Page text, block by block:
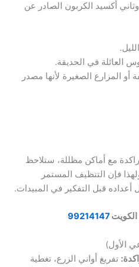
أكسيد الكربون الصادر عن
العائلة في الحديقة.
أو المزارع الصغيرة لأنها مصدر
مع أماكن مظللة، ستلاحظ
فإن التنظيف المستمر
قبل التفكير في المبيدات.
99214147
تفريغ أواني الزرع، تغطية